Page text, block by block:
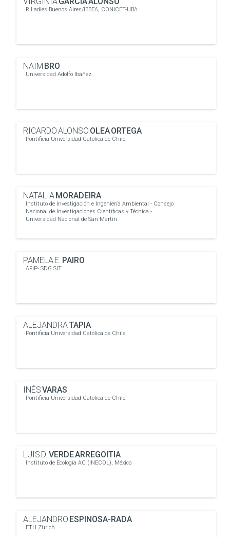
R Ladies Buenos Aires/IBBEA, CONICET-UBA
NAIM BRO
Universidad Adolfo Ibáñez
RICARDO ALONSO OLEA ORTEGA
Pontificia Universidad Católica de Chile
NATALIAMORADEIRA
Instituto de Investigación e Ingeniería Ambiental - Consejo
Nacional de Investigaciones Científicas y Técnica -
Universidad Nacional de San Martín
PAMELA E. PAIRO
AFIP- SDG SIT
ALEJANDRATAPIA
Pontificia Universidad Católica de Chile
INÉSVARAS
Pontificia Universidad Católica de Chile
LUIS D.VERDE ARREGOITIA
Instituto de Ecología AC (INECOL), México
ALEJANDRO ESPINOSA-RADA
ETH Zürich